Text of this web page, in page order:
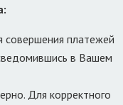
совершения платежей
в Вашем
Для корректного